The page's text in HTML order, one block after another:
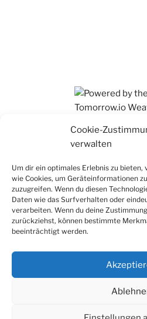
Cookie-
verwalten
Um dir ein optimales Erlebnis zu
wie Cookies, um Geräteinformationen
zuzugreifen. Wenn du diesen
Daten wie das Surfverhalten oder
verarbeiten. Wenn du deine
zurückziehst, können bestimmte
beeinträchtigt werden.